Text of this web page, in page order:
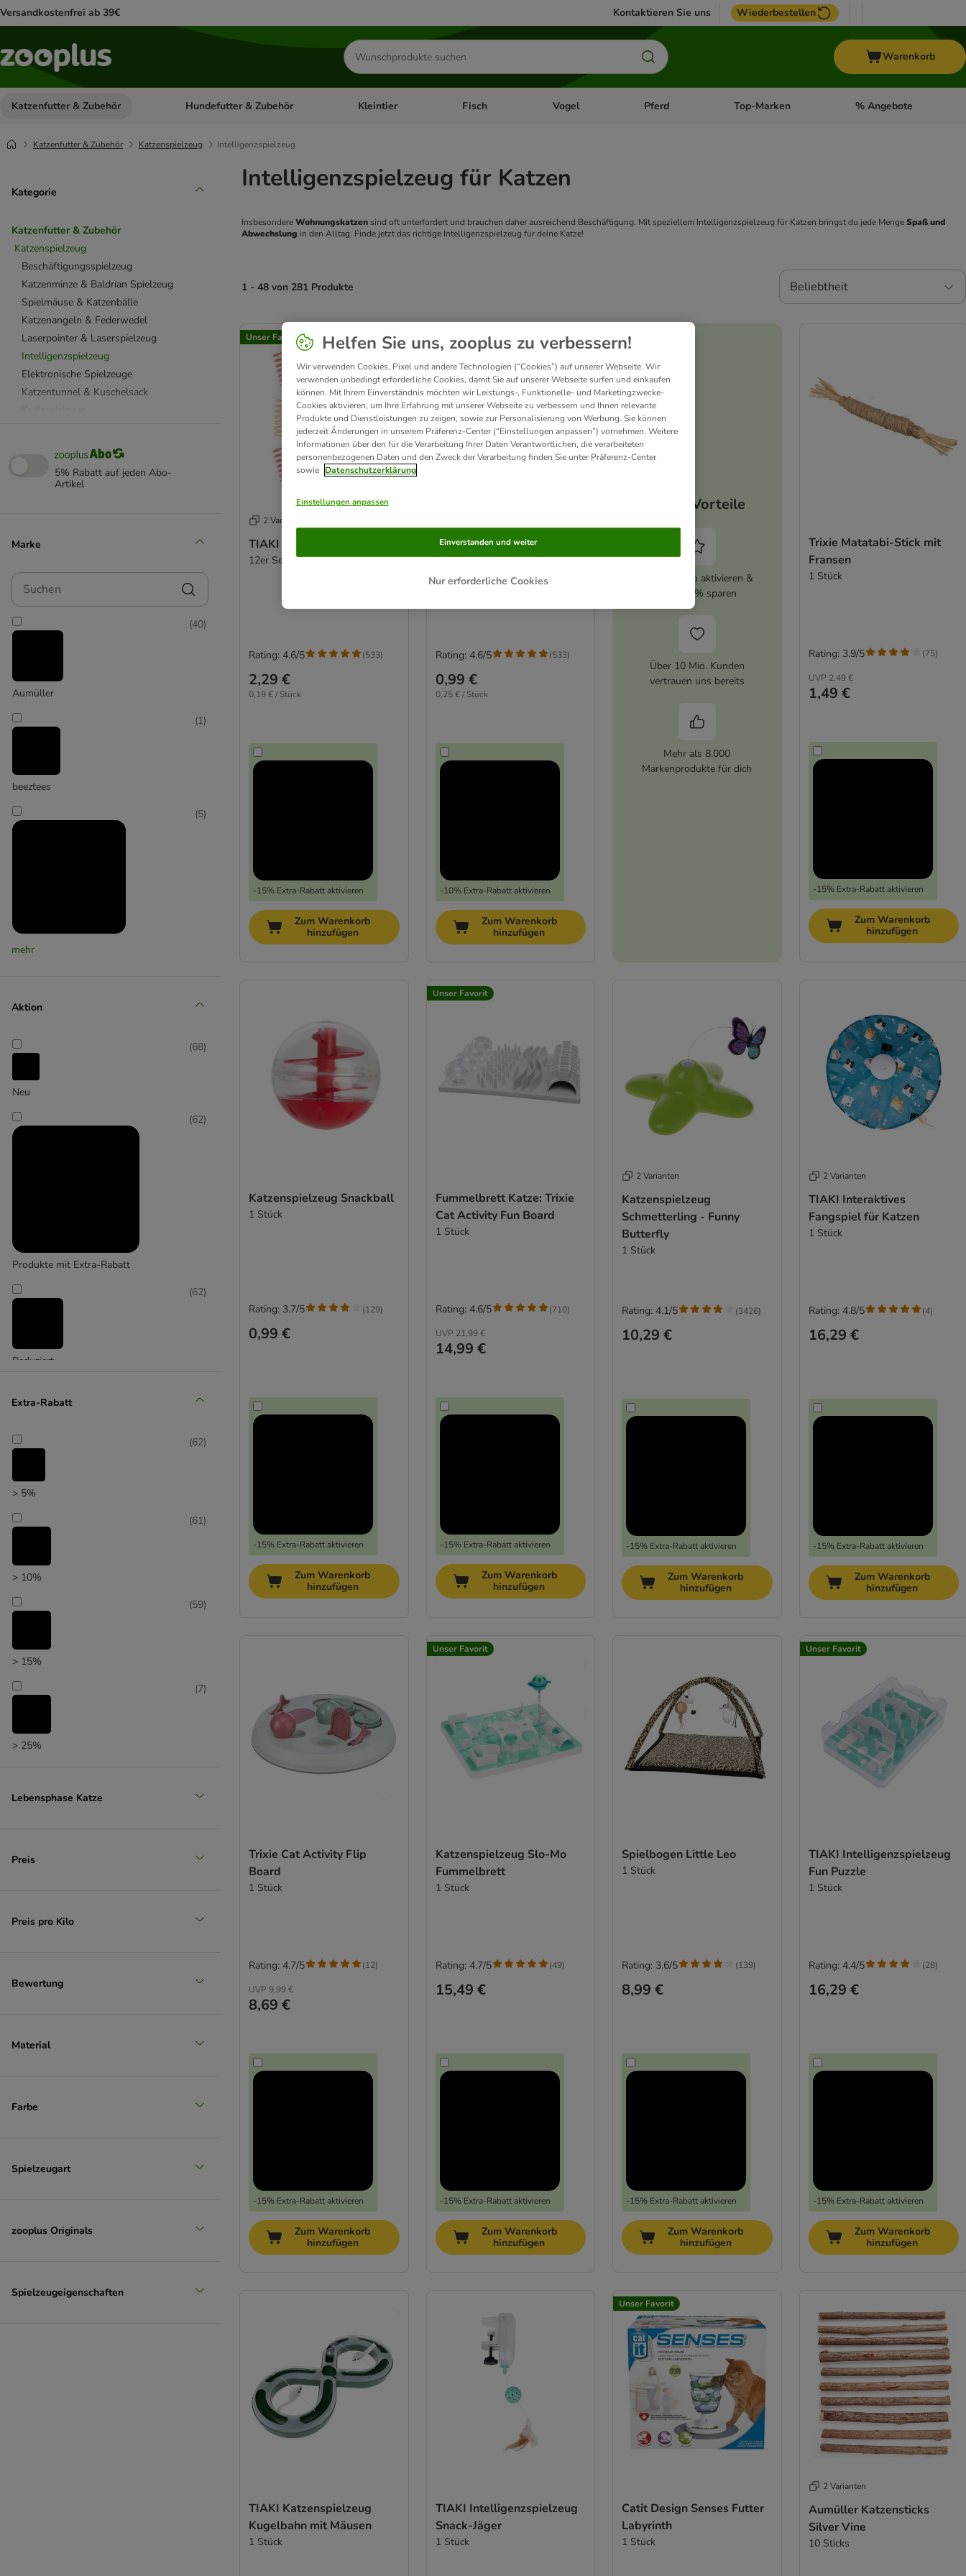
Versandkostenfrei ab 39€ Kontaktieren Sie uns Wiederbestellen
Produkte
suchen
Warenkorb
Katzenfutter & Zubehör Kategorie-Menü öffnen: Katzenfutter & Zubehör
Hundefutter & Zubehör Kategorie-Menü öffnen: Hundefutter & Zubehör
Kleintier Kategorie-Menü öffnen: Kleintier
Fisch Kategorie-Menü öffnen: Fisch
Vogel Kategorie-Menü öffnen: Vogel
Pferd Kategorie-Menü öffnen: Pferd
Top-Marken Kategorie-Menü öffnen:
% Angebote
Katzenfutter & Zubehör Katzenspielzeug Intelligenzspielzeug
Kategorie
Katzenfutter & Zubehör
Katzenspielzeug
Beschäftigungsspielzeug
Katzenminze & Baldrian Spielzeug
Spielmäuse & Katzenbälle
Katzenangeln & Federwedel
Laserpointer & Laserspielzeug
Intelligenzspielzeug
Elektronische Spielzeuge
Katzentunnel & Kuschelsack
Beetzees Katzenspielzeug
CATIT Katzenspielzeug
Designed by Lotte
Kuscheltiere für Katzen
Katzenlaufrad
Katzenpools
5% Rabatt auf jeden Abo-
Artikel
Marke
Suchen
Aumüller
(40)
beeztees
(1)
Canadian Cat Company
(5)
Croci
(1)
(4)
mehr
Aktion
Neu
(68)
Produkte mit Extra-Rabatt
(62)
Reduziert
(62)
Unser Favorit
Extra-Rabatt
> 5%
(62)
> 10%
(61)
> 15%
(59)
> 25%
(7)
(4)
Lebensphase Katze
Preis
Preis pro Kilo
Bewertung
Material
Farbe
Spielzeugart
zooplus Originals
Spielzeugeigenschaften
Intelligenzspielzeug für Katzen
Insbesondere Wohnungskatzen sind oft unterfordert und brauchen daher ausreichend Beschäftigung. Mit speziellem Intelligenzspielzeug für Katzen bringst du jede Menge Spaß und
Abwechslung in den Alltag. Finde jetzt das richtige Intelligenzspielzeug für deine Katze!
1 - 48 von 281 Produkte Beliebtheit
product items have been changed
Unser Favorit
2 Varianten
TIAKI Spiralen-Set
12er Set
2,29 €
0,19 € / Stück
-15% Extra-Rabatt aktivieren
Rating: 4.6/5 (533)
Zum Warenkorb
hinzufügen
Unser Favorit
TIAKI Spiralen-Set
4er Set
0,99 €
0,25 € / Stück
-10% Extra-Rabatt aktivieren
Rating: 4.6/5 (533)
Zum Warenkorb
hinzufügen
Deine Vorteile
zooplus Abo aktivieren &
immer 5% sparen
Über 10 Mio. Kunden
vertrauen uns bereits
Mehr als 8.000
Markenprodukte für dich
Trixie Matatabi-Stick mit
Fransen
1 Stück
UVP 2,49 €
1,49 €
-15% Extra-Rabatt aktivieren
Rating: 3.9/5 (75)
Zum Warenkorb
hinzufügen
Katzenspielzeug Snackball
1 Stück
0,99 €
-15% Extra-Rabatt aktivieren
Rating: 3.7/5 (129)
Zum Warenkorb
hinzufügen
Unser Favorit
Fummelbrett Katze: Trixie
Cat Activity Fun Board
1 Stück
UVP 21,99 €
14,99 €
-15% Extra-Rabatt aktivieren
Rating: 4.6/5 (710)
Zum Warenkorb
hinzufügen
2 Varianten
Katzenspielzeug
Schmetterling - Funny
Butterfly
1 Stück
10,29 €
-15% Extra-Rabatt aktivieren
Rating: 4.1/5 (3426)
Zum Warenkorb
hinzufügen
2 Varianten
TIAKI Interaktives
Fangspiel für Katzen
1 Stück
16,29 €
-15% Extra-Rabatt aktivieren
Rating: 4.8/5 (4)
Zum Warenkorb
hinzufügen
Trixie Cat Activity Flip
Board
1 Stück
UVP 9,99 €
8,69 €
-15% Extra-Rabatt aktivieren
Rating: 4.7/5 (12)
Zum Warenkorb
hinzufügen
Unser Favorit
Katzenspielzeug Slo-Mo
Fummelbrett
1 Stück
15,49 €
-15% Extra-Rabatt aktivieren
Rating: 4.7/5 (49)
Zum Warenkorb
hinzufügen
Spielbogen Little Leo
1 Stück
8,99 €
-15% Extra-Rabatt aktivieren
Rating: 3.6/5 (139)
Zum Warenkorb
hinzufügen
Unser Favorit
TIAKI Intelligenzspielzeug
Fun Puzzle
1 Stück
16,29 €
-15% Extra-Rabatt aktivieren
Rating: 4.4/5 (28)
Zum Warenkorb
hinzufügen
TIAKI Katzenspielzeug
Kugelbahn mit Mäusen
1 Stück
TIAKI Intelligenzspielzeug
Snack-Jäger
1 Stück
Unser Favorit
Catit Design Senses Futter
Labyrinth
1 Stück
2 Varianten
Aumüller Katzensticks
Silver Vine
10 Sticks
Helfen Sie uns, zooplus zu verbessern!
Wir verwenden Cookies, Pixel und andere Technologien (“Cookies”) auf unserer Webseite. Wir
verwenden unbedingt erforderliche Cookies, damit Sie auf unserer Webseite surfen und einkaufen
können. Mit Ihrem Einverständnis möchten wir Leistungs-, Funktionelle- und Marketingzwecke-
Cookies aktivieren, um Ihre Erfahrung mit unserer Webseite zu verbessern und Ihnen relevante
Produkte und Dienstleistungen zu zeigen, sowie zur Personalisierung von Werbung. Sie können
jederzeit Änderungen in unserem Präferenz-Center (“Einstellungen anpassen”) vornehmen. Weitere
Informationen über den für die Verarbeitung Ihrer Daten Verantwortlichen, die verarbeiteten
personenbezogenen Daten und den Zweck der Verarbeitung finden Sie unter Präferenz-Center
sowie Datenschutzerklärung
Einstellungen anpassen
Nur erforderliche Cookies
Einverstanden und weiter